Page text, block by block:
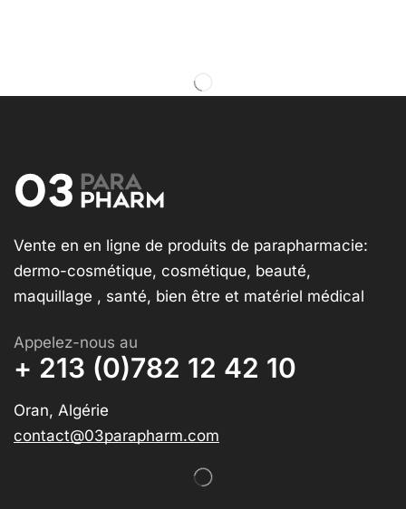
Vente en en ligne de produits de parapharmacie:
dermo-cosmétique, cosmétique, beauté,
maquillage , santé, bien être et matériel médical
Appelez-nous au
+ 213 (0)782 12 42 10
Oran, Algérie
contact@03parapharm.com